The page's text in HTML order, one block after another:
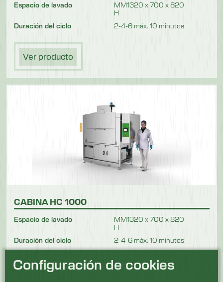
Configuración de cookies
Espacio de lavado
MM1320 x 700 x 820
H
Duración del ciclo
2-4-6 máx. 10 minutos
Ver producto
CABINA HC 1000
Espacio de lavado
MM1320 x 700 x 820
H
Duración del ciclo
2-4-6 máx. 10 minutos
Ver producto